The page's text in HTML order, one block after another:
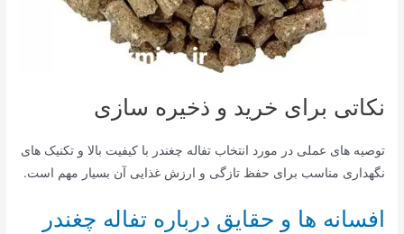
نکاتی برای خرید و ذخیره سازی
توصیه های عملی در مورد انتخاب تفاله چغندر با کیفیت بالا و تکنیک های
نگهداری مناسب برای حفظ تازگی و ارزش غذایی آن بسیار مهم است.
افسانه ها و حقایق درباره تفاله چغندر